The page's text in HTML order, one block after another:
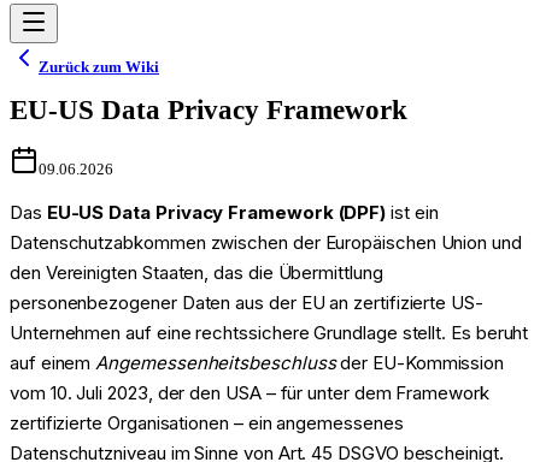
Zurück zum Wiki
EU-US Data Privacy Framework
09.06.2026
Das EU-US Data Privacy Framework (DPF) ist ein
Datenschutzabkommen zwischen der Europäischen Union und
den Vereinigten Staaten, das die Übermittlung
personenbezogener Daten aus der EU an zertifizierte US-
Unternehmen auf eine rechtssichere Grundlage stellt. Es beruht
auf einemAngemessenheitsbeschlussder EU-Kommission
vom 10. Juli 2023, der den USA – für unter dem Framework
zertifizierte Organisationen – ein angemessenes
Datenschutzniveau im Sinne von Art. 45 DSGVO bescheinigt.